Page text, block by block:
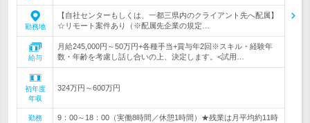
勤務地
【自社センターもしくは、一都三県内のクライアント先へ配属】
☆リモート案件あり（※配属先企業の規定…
給与
月給245,000円～50万円+各種手当+賞与年2回※スキル・経験年
数・年齢を考慮し話し合いの上、決定します。<試用…
初年度
年収
324万円～600万円
勤務
9：00～18：00（実働8時間／休憩1時間）★残業は月平均約11時